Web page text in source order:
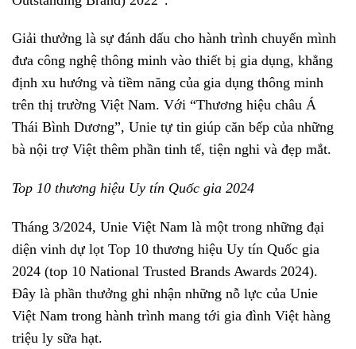
Giải thưởng là sự đánh dấu cho hành trình chuyển mình
đưa công nghệ thông minh vào thiết bị gia dụng, khẳng
định xu hướng và tiềm năng của gia dụng thông minh
trên thị trường Việt Nam. Với “Thương hiệu châu Á
Thái Bình Dương”, Unie tự tin giúp căn bếp của những
bà nội trợ Việt thêm phần tinh tế, tiện nghi và đẹp mắt.
Top 10 thương hiệu Uy tín Quốc gia 2024
Tháng 3/2024, Unie Việt Nam là một trong những đại
diện vinh dự lọt Top 10 thương hiệu Uy tín Quốc gia
2024 (top 10 National Trusted Brands Awards 2024).
Đây là phần thưởng ghi nhận những nỗ lực của Unie
Việt Nam trong hành trình mang tới gia đình Việt hàng
triệu ly sữa hạt.